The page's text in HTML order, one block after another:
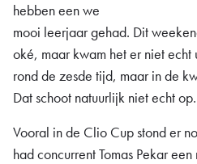
hebben een we
mooi leerjaar gehad. Dit
oké, maar kwam het er niet
rond de zesde tijd, maar in de
Dat schoot natuurlijk niet echt
Vooral in de Clio Cup stond er
had concurrent Tomas Pekar